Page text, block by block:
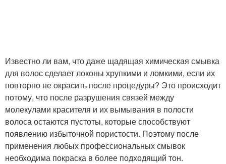
Известно ли вам, что даже щадящая химическая смывка
для волос сделает локоны хрупкими и ломкими, если их
повторно не окрасить после процедуры? Это происходит
потому, что после разрушения связей между
молекулами красителя и их вымывания в полости
волоса остаются пустоты, которые способствуют
появлению избыточной пористости. Поэтому после
применения любых профессиональных смывок
необходима покраска в более подходящий тон.